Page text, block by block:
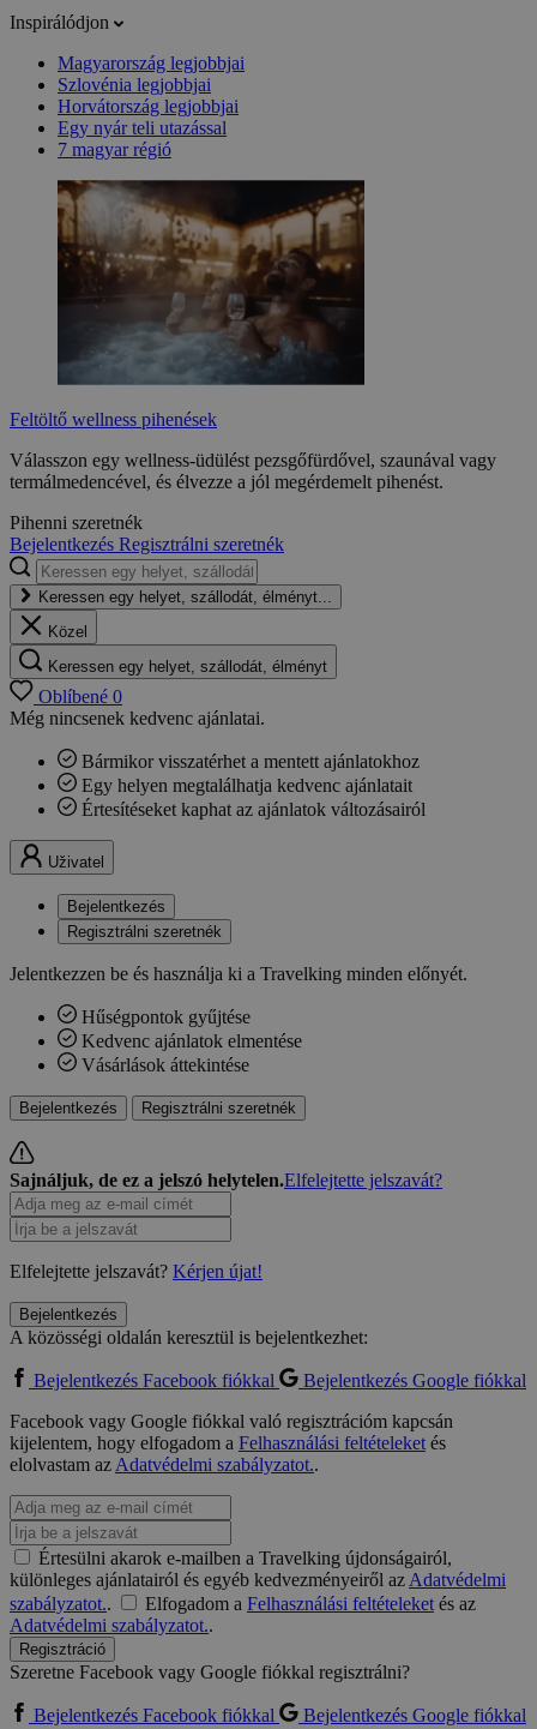
Inspirálódjon
Magyarország legjobbjai
Szlovénia legjobbjai
Horvátország legjobbjai
Egy nyár teli utazással
7 magyar régió
Feltöltő wellness pihenések
Válasszon egy wellness-üdülést pezsgőfürdővel, szaunával vagy
termálmedencével, és élvezze a jól megérdemelt pihenést.
Pihenni szeretnék
Bejelentkezés Regisztrálni szeretnék
Keressen egy helyet, szállodát, élményt...
Közel
Keressen egy helyet, szállodát, élményt
Oblíbené 0
Még nincsenek kedvenc ajánlatai.
Bármikor visszatérhet a mentett ajánlatokhoz
Egy helyen megtalálhatja kedvenc ajánlatait
Értesítéseket kaphat az ajánlatok változásairól
Uživatel
Bejelentkezés
Regisztrálni szeretnék
Jelentkezzen be és használja ki a Travelking minden előnyét.
Hűségpontok gyűjtése
Kedvenc ajánlatok elmentése
Vásárlások áttekintése
Bejelentkezés Regisztrálni szeretnék
Sajnáljuk, de ez a jelszó helytelen.Elfelejtette jelszavát?
Elfelejtette jelszavát? Kérjen újat!
Bejelentkezés
A közösségi oldalán keresztül is bejelentkezhet:
Bejelentkezés Facebook fiókkal
Bejelentkezés Google fiókkal
Facebook vagy Google fiókkal való regisztrációm kapcsán
kijelentem, hogy elfogadom a Felhasználási feltételeketés
elolvastam azAdatvédelmi szabályzatot..
Értesülni akarok e-mailben a Travelking újdonságairól,
különleges ajánlatairól és egyéb kedvezményeiről azAdatvédelmi
szabályzatot.. Elfogadom a Felhasználási feltételeketés az
Adatvédelmi szabályzatot..
Regisztráció
Szeretne Facebook vagy Google fiókkal regisztrálni?
Bejelentkezés Facebook fiókkal
Bejelentkezés Google fiókkal